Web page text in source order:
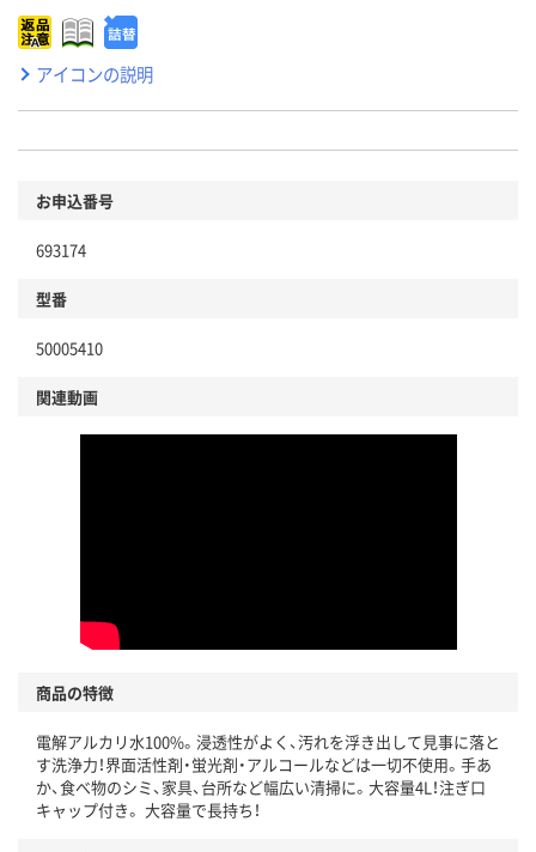
アイコンの説明
お申込番号
693174
型番
50005410
関連動画
商品の特徴
電解アルカリ水100%。浸透性がよく、汚れを浮き出して見事に落と
す洗浄力！界面活性剤・蛍光剤・アルコールなどは一切不使用。手あ
か、食べ物のシミ、家具、台所など幅広い清掃に。大容量4L！注ぎ口
キャップ付き。 大容量で長持ち！